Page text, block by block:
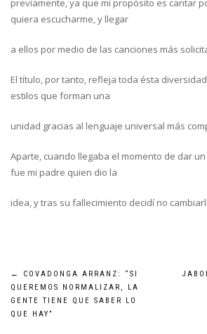
previamente, ya que mi propósito es cantar
quiera escucharme, y llegar
a ellos por medio de las canciones más
El título, por tanto, refleja toda ésta
estilos que forman una
unidad gracias al lenguaje universal más
Aparte, cuando llegaba el momento de dar
fue mi padre quien dio la
idea, y tras su fallecimiento decidí no
Navegación
de
←
COVADONGA ARRANZ: “SI
QUEREMOS NORMALIZAR, LA
GENTE TIENE QUE SABER LO
QUE HAY”